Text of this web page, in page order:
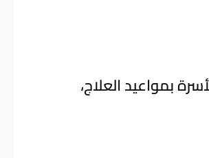
بمواعيد العلاج،